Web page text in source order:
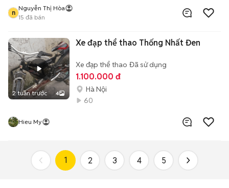
n
Nguyễn Thị Hòa
15 đã bán
2 tuần trước 4
Xe đạp thể thao Thống Nhất Đen
Xe đạp thể thao Đã sử dụng
1.100.000 đ
Hà Nội
60
Hieu My
1 2 3 4 5